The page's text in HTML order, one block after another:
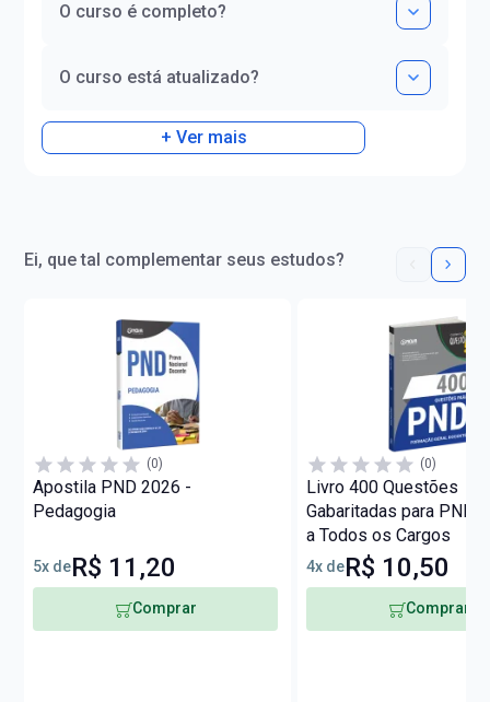
O curso é completo?
O curso está atualizado?
+ Ver mais
Ei, que tal complementar seus estudos?
(0)
Apostila PND 2026 -
Pedagogia
5x deR$ 11,20
Comprar
(0)
Livro 400 Questões
Gabaritadas para PND
a Todos os Cargos
4x deR$ 10,50
Comprar